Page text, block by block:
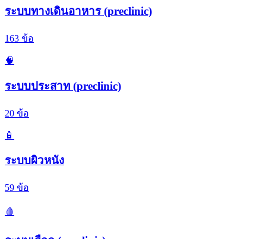
ระบบทางเดินอาหาร (preclinic)
163 ข้อ
🧠
ระบบประสาท (preclinic)
20 ข้อ
🧴
ระบบผิวหนัง
59 ข้อ
🩸